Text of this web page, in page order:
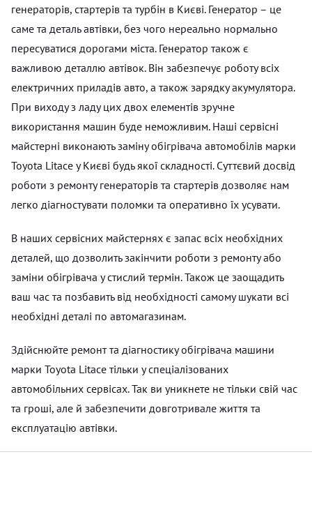
генераторів, стартерів та турбін в Києві. Генератор – це
саме та деталь автівки, без чого нереально нормально
пересуватися дорогами міста. Генератор також є
важливою деталлю автівок. Він забезпечує роботу всіх
електричних приладів авто, а також зарядку акумулятора.
При виходу з ладу цих двох елементів зручне
використання машин буде неможливим. Наші сервісні
майстерні виконають заміну обігрівача автомобілів марки
Toyota Litace у Києві будь якої складності. Суттєвий досвід
роботи з ремонту генераторів та стартерів дозволяє нам
легко діагностувати поломки та оперативно їх усувати.
В наших сервісних майстернях є запас всіх необхідних
деталей, що дозволить закінчити роботи з ремонту або
заміни обігрівача у стислий термін. Також це заощадить
ваш час та позбавить від необхідності самому шукати всі
необхідні деталі по автомагазинам.
Здійснюйте ремонт та діагностику обігрівача машини
марки Toyota Litace тільки у спеціалізованих
автомобільних сервісах. Так ви уникнете не тільки свій час
та гроші, але й забезпечити довготривале життя та
експлуатацію автівки.